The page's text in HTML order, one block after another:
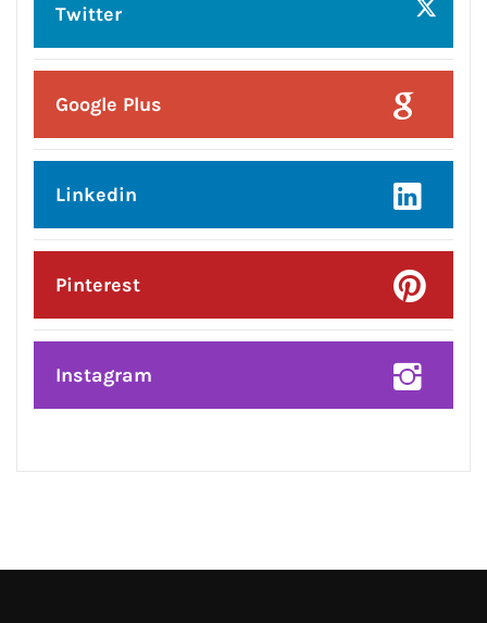
ਬੱਚਿਆਂ ਦੀਆਂ ਮਾਵਾਂ ਨੂੰ ਕੀਤਾ ਜਾਗਰੂਕ
सतगुरु की वाणी अहंकार पर करे प्रहार, सुमिरन
बने आत्मा की पुकार: नवजीत भारद्वाज*